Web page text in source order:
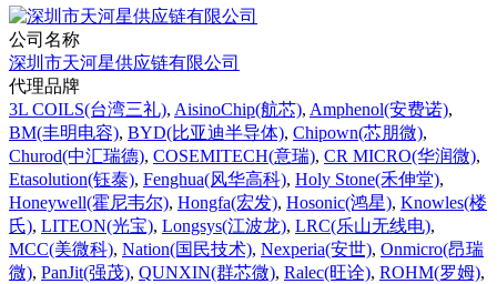
公司名称
深圳市天河星供应链有限公司
代理品牌
3L COILS(台湾三礼), AisinoChip(航芯), Amphenol(安费诺),
BM(丰明电容), BYD(比亚迪半导体), Chipown(芯朋微),
Churod(中汇瑞德), COSEMITECH(意瑞), CR MICRO(华润微),
Etasolution(钰泰), Fenghua(风华高科), Holy Stone(禾伸堂),
Honeywell(霍尼韦尔), Hongfa(宏发), Hosonic(鸿星), Knowles(楼
氏), LITEON(光宝), Longsys(江波龙), LRC(乐山无线电),
MCC(美微科), Nation(国民技术), Nexperia(安世), Onmicro(昂瑞
微), PanJit(强茂), QUNXIN(群芯微), Ralec(旺诠), ROHM(罗姆),